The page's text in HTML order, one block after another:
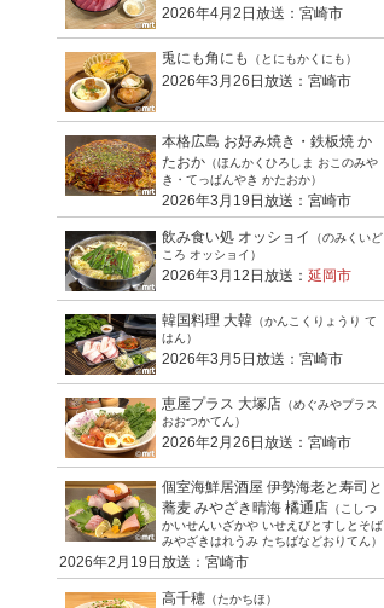
2026年4月2日放送：宮崎市
兎にも角にも （とにもかくにも）
2026年3月26日放送：宮崎市
本格広島 お好み焼き・鉄板焼 か
たおか （ほんかくひろしま おこのみや
き・てっぱんやき かたおか）
2026年3月19日放送：宮崎市
飲み食い処 オッショイ
（のみくいど
ころ オッショイ）
2026年3月12日放送： 延岡市
韓国料理 大韓 （かんこくりょうり て
はん）
2026年3月5日放送：宮崎市
恵屋プラス 大塚店 （めぐみやプラス
おおつかてん）
2026年2月26日放送：宮崎市
個室海鮮居酒屋 伊勢海老と寿司と
蕎麦 みやざき晴海 橘通店 （こしつ
かいせんいざかや いせえびとすしとそば
みやざきはれうみ たちばなどおりてん）
2026年2月19日放送：宮崎市
高千穂 （たかちほ）